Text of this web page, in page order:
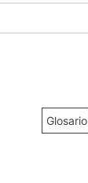
Glosario